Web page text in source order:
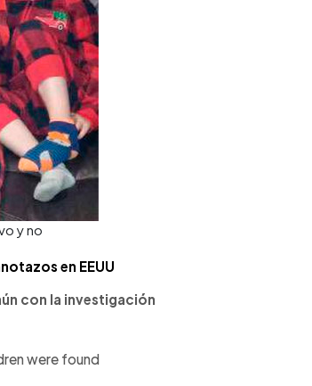
y no
en EEUU
con la investigación
were found